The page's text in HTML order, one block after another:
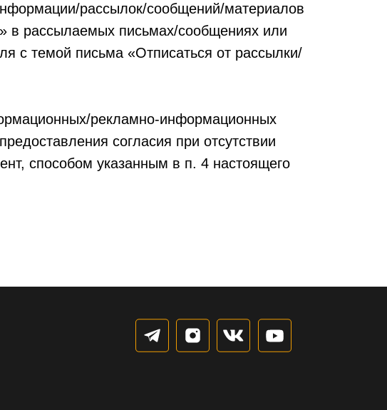
рассылок/сообщений/материалов
в рассылаемых письмах/сообщениях или
с темой письма «Отписаться от рассылки/
рекламно-информационных
согласия при отсутствии
способом указанным в п. 4 настоящего